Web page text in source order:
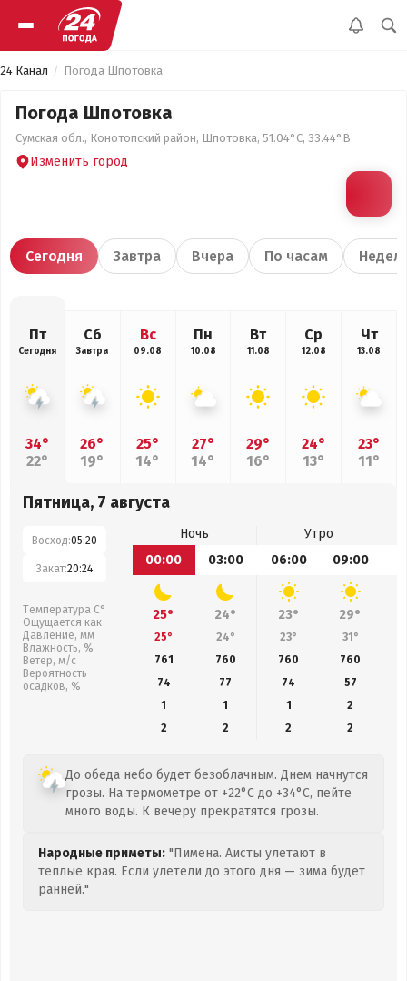
24 Канал Погода Шпотовка
Погода Шпотовка
Сумская обл., Конотопский район, Шпотовка, 51.04°С, 33.44°В
Изменить город
Сегодня Завтра Вчера По часам
Пт
Сегодня
34°
22°
Сб
Завтра
26°
19°
Вс
09.08
25°
14°
Пн
10.08
27°
14°
Вт
11.08
29°
16°
Ср
12.08
24°
13°
Чт
13.08
23°
11°
Пятница, 7 августа
Восход:05:20
Закат:20:24
Температура С°
Ощущается как
Давление, мм
Влажность, %
Ветер, м/с
Вероятность
осадков, %
Ночь
Утро
00:00
03:00 06:00 09:00
25° 24° 23° 29°
25° 24° 23° 31°
761
760 760 760
74
77 74 57
1
1 1
2
2
2 2 2
До обеда небо будет безоблачным. Днем начнутся
грозы. На термометре от +22°C до +34°C, пейте
много воды. К вечеру прекратятся грозы.
Народные приметы: "Пимена. Аисты улетают в
теплые края. Если улетели до этого дня — зима будет
ранней."